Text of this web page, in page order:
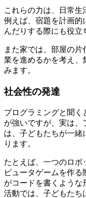
これらの力は、日常生
例えば、宿題を計画的
んだりする際にも役立
また家では、部屋の
業を進めるかを考え、
みます。
社会性の発達
プログラミングと聞く
が強いですが、実は
は、子どもたちが一緒
ります。
たとえば、一つのロボ
ピュータゲームを作
がコードを書くような
活動では、子どもたち